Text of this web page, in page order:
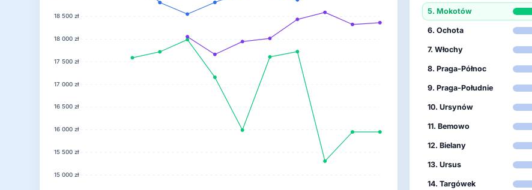
15 000 zł
15 500 zł
16 000 zł
16 500 zł
17 000 zł
17 500 zł
18 000 zł
18 500 zł
5. Mokotów
6. Ochota
7. Włochy
8. Praga-Północ
9. Praga-Południe
10. Ursynów
11. Bemowo
12. Bielany
13. Ursus
14. Targówek